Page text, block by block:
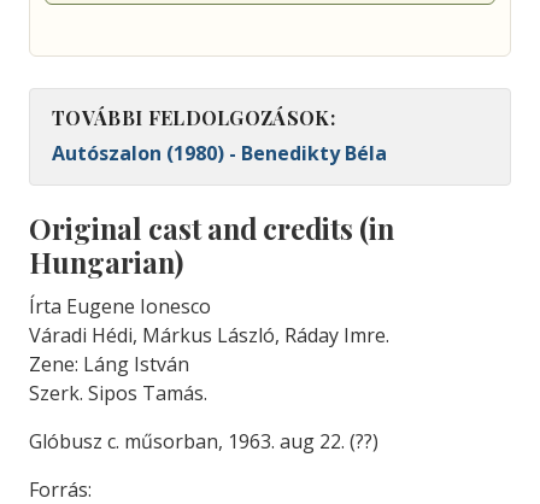
TOVÁBBI FELDOLGOZÁSOK:
Autószalon (1980) - Benedikty Béla
Original cast and credits (in
Hungarian)
Írta Eugene Ionesco
Váradi Hédi, Márkus László, Ráday Imre.
Zene: Láng István
Szerk. Sipos Tamás.
Glóbusz c. műsorban, 1963. aug 22. (??)
Forrás: